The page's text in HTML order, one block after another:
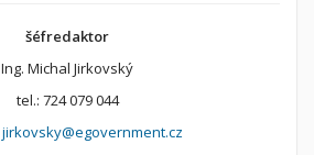
šéfredaktor
Ing. Michal Jirkovský
tel.: 724 079 044
jirkovsky@egovernment.cz